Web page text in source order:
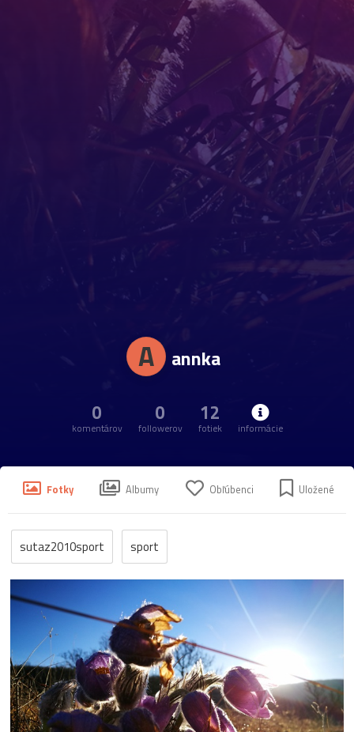
A annka
0
komentárov
0
followerov
12
fotiek informácie
Fotky Albumy Obľúbenci Uložené
sutaz2010sport sport